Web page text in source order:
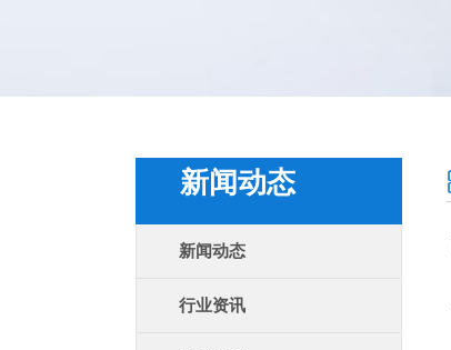
新闻动态
新闻动态
行业资讯